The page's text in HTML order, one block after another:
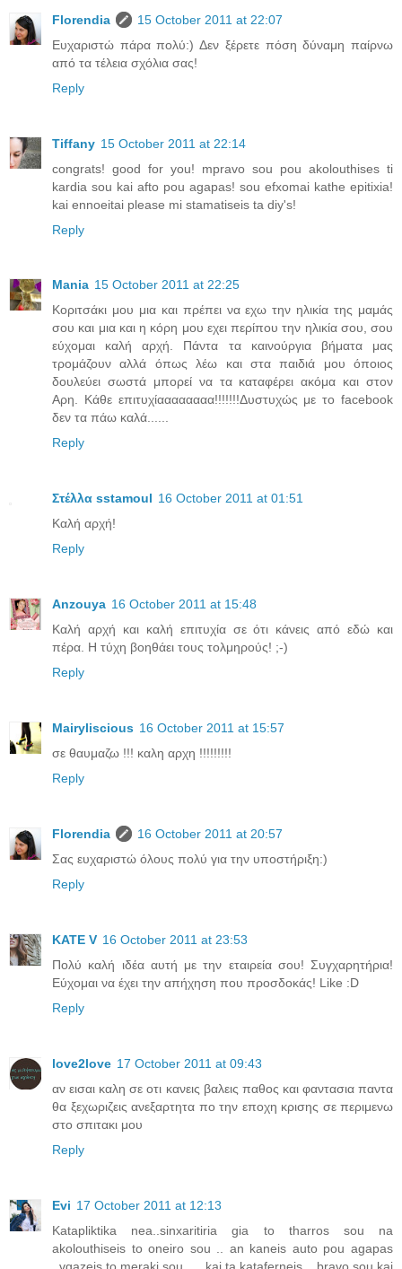
Florendia
15 October 2011 at 22:07
Ευχαριστώ πάρα πολύ:) Δεν ξέρετε πόση δύναμη παίρνω
από τα τέλεια σχόλια σας!
Reply
Tiffany 15 October 2011 at 22:14
congrats! good for you! mpravo sou pou akolouthises ti
kardia sou kai afto pou agapas! sou efxomai kathe epitixia!
kai ennoeitai please mi stamatiseis ta diy's!
Reply
Mania 15 October 2011 at 22:25
Κοριτσάκι μου μια και πρέπει να εχω την ηλικία της μαμάς
σου και μια και η κόρη μου εχει περίπου την ηλικία σου, σου
εύχομαι καλή αρχή. Πάντα τα καινούργια βήματα μας
τρομάζουν αλλά όπως λέω και στα παιδιά μου όποιος
δουλεύει σωστά μπορεί να τα καταφέρει ακόμα και στον
Αρη. Κάθε επιτυχίαααααααα!!!!!!!Δυστυχώς με το facebook
δεν τα πάω καλά......
Reply
Στέλλα sstamoul 16 October 2011 at 01:51
Καλή αρχή!
Reply
Anzouya 16 October 2011 at 15:48
Καλή αρχή και καλή επιτυχία σε ότι κάνεις από εδώ και
πέρα. Η τύχη βοηθάει τους τολμηρούς! ;-)
Reply
Mairyliscious 16 October 2011 at 15:57
σε θαυμαζω !!! καλη αρχη !!!!!!!!!
Reply
Florendia
16 October 2011 at 20:57
Σας ευχαριστώ όλους πολύ για την υποστήριξη:)
Reply
KATE V 16 October 2011 at 23:53
Πολύ καλή ιδέα αυτή με την εταιρεία σου! Συγχαρητήρια!
Εύχομαι να έχει την απήχηση που προσδοκάς! Like :D
Reply
love2love 17 October 2011 at 09:43
αν εισαι καλη σε οτι κανεις βαλεις παθος και φαντασια παντα
θα ξεχωριζεις ανεξαρτητα πο την εποχη κρισης σε περιμενω
στο σπιτακι μου
Reply
Evi 17 October 2011 at 12:13
Katapliktika nea..sinxaritiria gia to tharros sou na
akolouthiseis to oneiro sou .. an kaneis auto pou agapas